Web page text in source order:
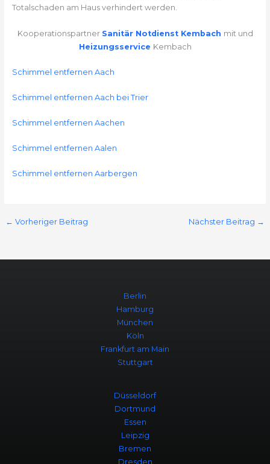
Totalschaden am Haus verhindert werden.
Kooperationspartner Sanitär Notdienst Kembach mit und
Heizungsservice Kembach
Schimmel entfernen Aach
Schimmel entfernen Aach bei Trier
Schimmel entfernen Aachen
Schimmel entfernen Aalen
Schimmel entfernen Aarbergen
← Vorheriger Beitrag Nächster Beitrag →
Berlin
Hamburg
München
Köln
Frankfurt am Main
Stuttgart
Düsseldorf
Dortmund
Essen
Leipzig
Bremen
Dresden